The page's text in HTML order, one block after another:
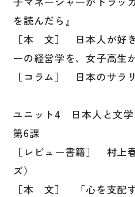
を読んだら』
［本 文］ 日本人が好
ーの経営学を、女子高生
［コラム］ 日本のサラ
ユニット4 日本人と文学
第6課
［レビュー書籍］ 村上
ズ〉
［本 文］ 「心を支配